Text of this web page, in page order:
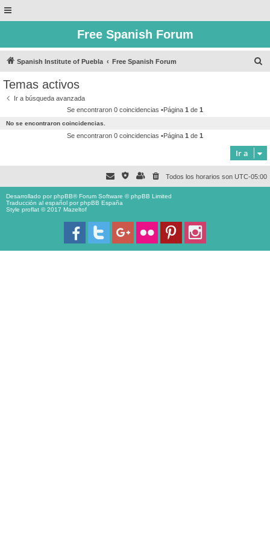
Free Spanish Forum
Spanish Institute of Puebla Free Spanish Forum
Temas activos
Ir a búsqueda avanzada
Se encontraron 0 coincidencias •Página 1 de 1
No se encontraron coincidencias.
Se encontraron 0 coincidencias •Página 1 de 1
Ir a
Todos los horarios son UTC-05:00
Desarrollado porphpBB® Forum Software © phpBB Limited
Traducción al español porphpBB España
Style proflat © 2017 Mazeltof